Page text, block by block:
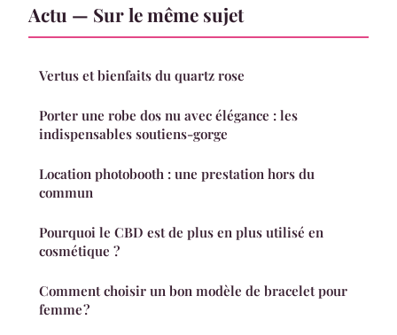
Actu — Sur le même sujet
Vertus et bienfaits du quartz rose
Porter une robe dos nu avec élégance : les
indispensables soutiens-gorge
Location photobooth : une prestation hors du
commun
Pourquoi le CBD est de plus en plus utilisé en
cosmétique ?
Comment choisir un bon modèle de bracelet pour
femme ?